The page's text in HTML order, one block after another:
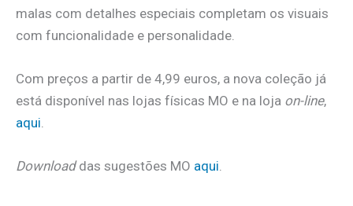
malas com detalhes especiais completam os visuais
com funcionalidade e personalidade.
Com preços a partir de 4,99 euros, a nova coleção já
está disponível nas lojas físicas MO e na loja on-line,
aqui
Downloaddas sugestões MO aqui.